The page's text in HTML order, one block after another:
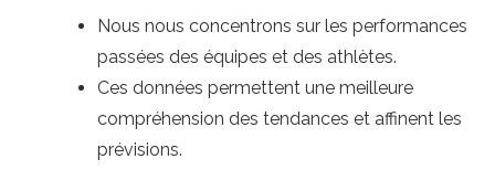
Nous nous concentrons sur les performances
passées des équipes et des athlètes.
Ces données permettent une meilleure
compréhension des tendances et affinent les
prévisions.